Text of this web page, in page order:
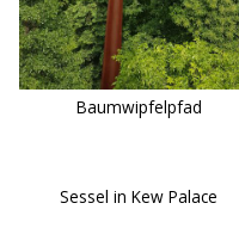
Baumwipfelpfad
Sessel in Kew Palace